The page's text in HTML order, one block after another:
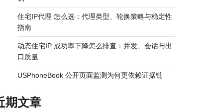
住宅IP代理 怎么选：代理类型、轮换策略与稳定性
指南
动态住宅IP 成功率下降怎么排查：并发、会话与出
口质量
USPhoneBook 公开页面监测为何更依赖证据链
期文章